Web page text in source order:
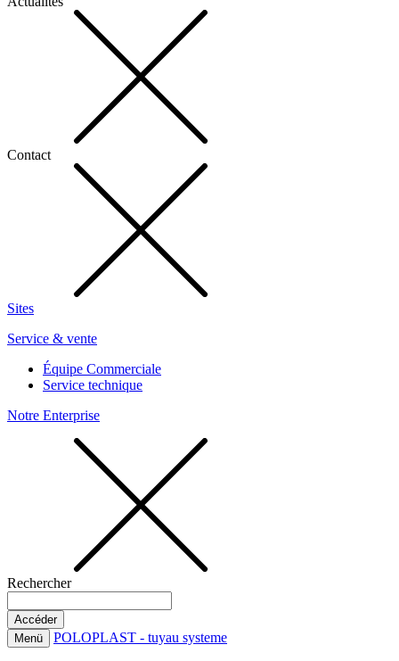
Contact
Sites
Service & vente
Équipe Commerciale
Service technique
Notre Enterprise
Rechercher
Menü POLOPLAST - tuyau systeme